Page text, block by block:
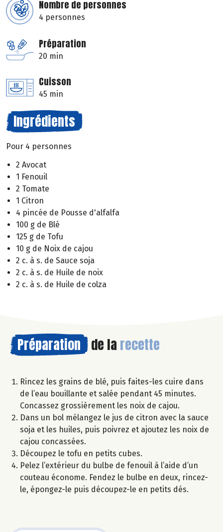
Nombre de personnes
4 personnes
Préparation
20 min
Cuisson
45 min
Ingrédients
Pour 4 personnes
2 Avocat
1 Fenouil
2 Tomate
1 Citron
4 pincée de Pousse d'alfalfa
100 g de Blé
125 g de Tofu
10 g de Noix de cajou
2 c. à s. de Sauce soja
2 c. à s. de Huile de noix
2 c. à s. de Huile de colza
Préparation de la recette
Rincez les grains de blé, puis faites-les cuire dans
de l’eau bouillante et salée pendant 45 minutes.
Concassez grossièrement les noix de cajou.
Dans un bol mélangez le jus de citron avec la sauce
soja et les huiles, puis poivrez et ajoutez les noix de
cajou concassées.
Découpez le tofu en petits cubes.
Pelez l’extérieur du bulbe de fenouil à l’aide d’un
couteau économe. Fendez le bulbe en deux, rincez-
le, épongez-le puis découpez-le en petits dés.